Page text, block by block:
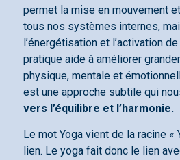
permet la mise en mouvement
tous nos systèmes internes,
l’énergétisation et l’activation
pratique aide à améliorer
physique, mentale et
est une approche subtile qui
vers l’équilibre et l’harmonie.
Le mot Yoga vient de la racine «
lien. Le yoga fait donc le lien